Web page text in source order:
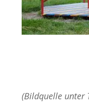
(Bildquelle unter